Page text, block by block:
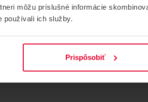
môžu príslušné informácie
používali ich služby.
Prispôsobiť